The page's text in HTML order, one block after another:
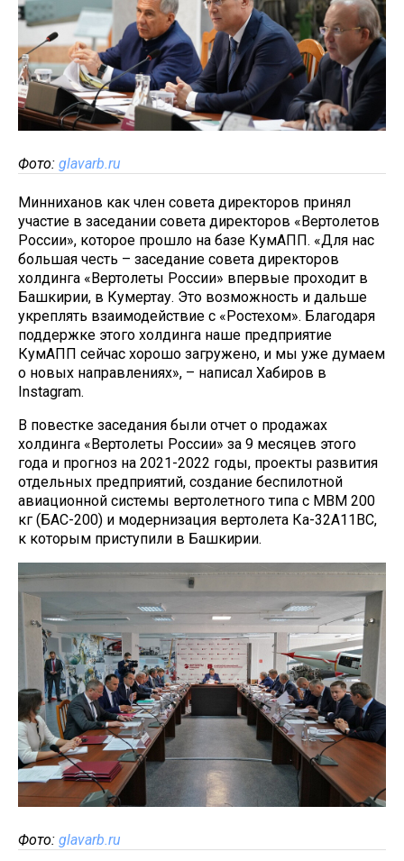
Фото: glavarb.ru
Минниханов как член совета директоров принял
участие в заседании совета директоров «Вертолетов
России», которое прошло на базе КумАПП. «Для нас
большая честь – заседание совета директоров
холдинга «Вертолеты России» впервые проходит в
Башкирии, в Кумертау. Это возможность и дальше
укреплять взаимодействие с «Ростехом». Благодаря
поддержке этого холдинга наше предприятие
КумАПП сейчас хорошо загружено, и мы уже думаем
о новых направлениях», – написал Хабиров в
Instagram.
В повестке заседания были отчет о продажах
холдинга «Вертолеты России» за 9 месяцев этого
года и прогноз на 2021-2022 годы, проекты развития
отдельных предприятий, создание беспилотной
авиационной системы вертолетного типа с МВМ 200
кг (БАС-200) и модернизация вертолета Ка-32А11ВС,
к которым приступили в Башкирии.
Фото: glavarb.ru